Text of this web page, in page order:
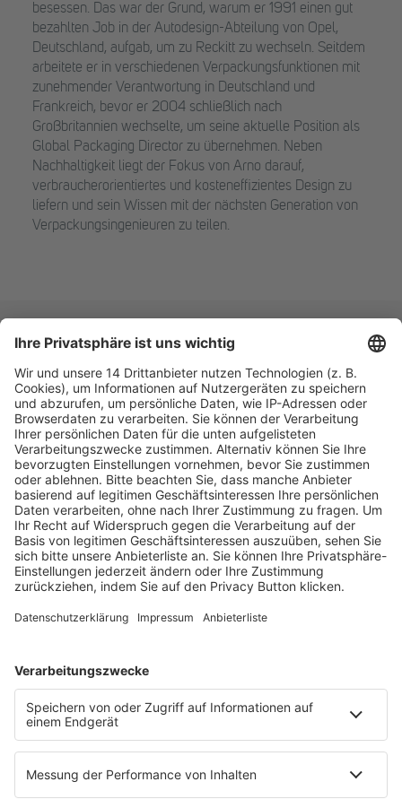
besessen. Das war der Grund, warum er 1991 einen gut
bezahlten Job in der Autodesign-Abteilung von Opel,
Deutschland, aufgab, um zu Reckitt zu wechseln. Seitdem
arbeitete er in verschiedenen Verpackungsfunktionen mit
zunehmender Verantwortung in Deutschland und
Frankreich, bevor er 2004 schließlich nach
Großbritannien wechselte, um seine aktuelle Position als
Global Packaging Director zu übernehmen. Neben
Nachhaltigkeit liegt der Fokus von Arno darauf,
verbraucherorientiertes und kosteneffizientes Design zu
liefern und sein Wissen mit der nächsten Generation von
Verpackungsingenieuren zu teilen.
Fachmedien Recht und Wirtschaft
Ein Fachbereich der
dfv Mediengruppe
Mainzer Landstr. 251
60326 Frankfurt am Main
E-Mail:info@ruw.de
Web:https://www.ruw.de
AGB
Datenschutzerklärung
Genderhinweis
Cookie-Einstellungen